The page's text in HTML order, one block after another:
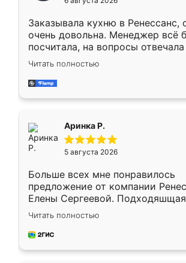
мебели буду заказывать только
Заказывала кухню в Ренессанс,
очень довольна. Менеджер всё
посчитала, на вопросы отвечала
Замерщик приехал в субботу,
делу со всей
за день, ребята работали
Читать полностью
Аринка Р.
5 августа 2026
Больше всех мне понравилось
предложение от компании
Елены Сергеевой.
короткие сроки изготовления.
для замера сотрудник Владислав
предложил по моему эскизу
Читать полностью